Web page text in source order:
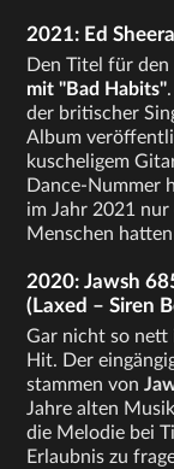
2021: Ed
Den Titel für
mit "Bad Habits"
der britischer
Album
kuscheligem
Dance-Nummer
im Jahr 2021
Menschen
2020: Jawsh
(Laxed – Siren
Gar nicht so nett
Hit. Der
stammen von
Jahre alten
die Melodie bei
Erlaubnis zu